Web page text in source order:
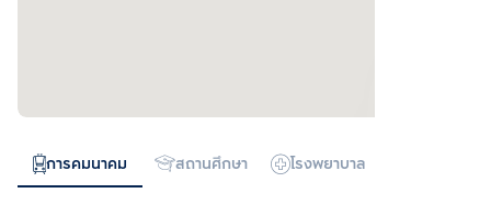
การคมนาคม สถานศึกษา โรงพยาบาล